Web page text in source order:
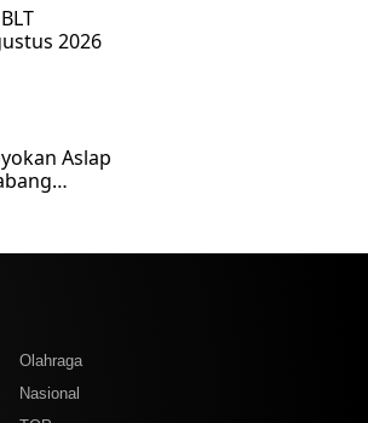
2026
Aslap
dan
Tuntas
Olahraga
Nasional